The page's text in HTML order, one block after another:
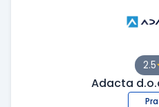
2.5
Adacta